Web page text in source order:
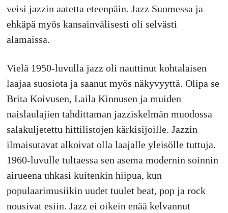
veisi jazzin aatetta eteenpäin. Jazz Suomessa ja
ehkäpä myös kansainvälisesti oli selvästi
alamaissa.
Vielä 1950-luvulla jazz oli nauttinut kohtalaisen
laajaa suosiota ja saanut myös näkyvyyttä. Olipa se
Brita Koivusen, Laila Kinnusen ja muiden
naislaulajien tahdittaman jazziskelmän muodossa
salakuljetettu hittilistojen kärkisijoille. Jazzin
ilmaisutavat alkoivat olla laajalle yleisölle tuttuja.
1960-luvulle tultaessa sen asema modernin soinnin
airueena uhkasi kuitenkin hiipua, kun
populaarimusiikin uudet tuulet beat, pop ja rock
nousivat esiin. Jazz ei oikein enää kelvannut